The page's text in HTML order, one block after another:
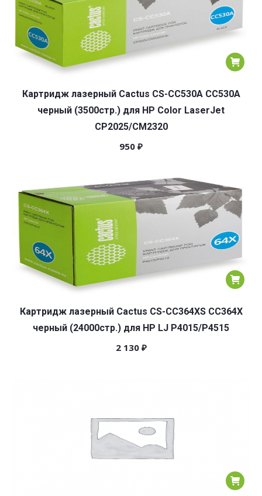
Картридж лазерный Cactus CS-CC530A CC530A
черный (3500стр.) для HP Color LaserJet
CP2025/CM2320
950 ₽
Картридж лазерный Cactus CS-CC364XS CC364X
черный (24000стр.) для HP LJ P4015/P4515
2 130 ₽